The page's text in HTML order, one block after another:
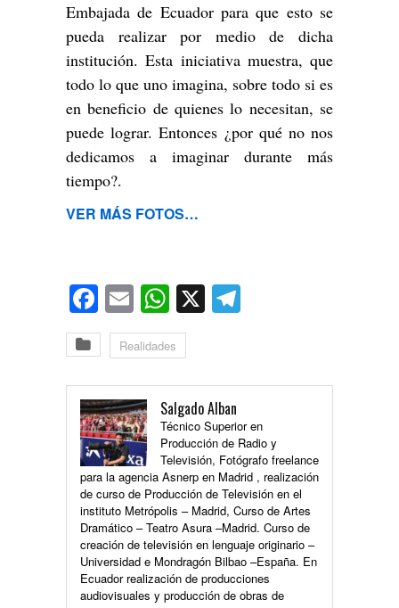
Embajada de Ecuador para que esto se
pueda realizar por medio de dicha
institución. Esta iniciativa muestra, que
todo lo que uno imagina, sobre todo si es
en beneficio de quienes lo necesitan, se
puede lograr. Entonces ¿por qué no nos
dedicamos a imaginar durante más
tiempo?.
VER MÁS FOTOS…
Facebook
EmailWhatsApp
X
Realidades
Salgado Alban
Técnico Superior en
Producción de Radio y
Televisión, Fotógrafo freelance
para la agencia Asnerp en Madrid , realización
de curso de Producción de Televisión en el
instituto Metrópolis – Madrid, Curso de Artes
Dramático – Teatro Asura –Madrid. Curso de
creación de televisión en lenguaje originario –
Universidad e Mondragón Bilbao –España. En
Ecuador realización de producciones
audiovisuales y producción de obras de